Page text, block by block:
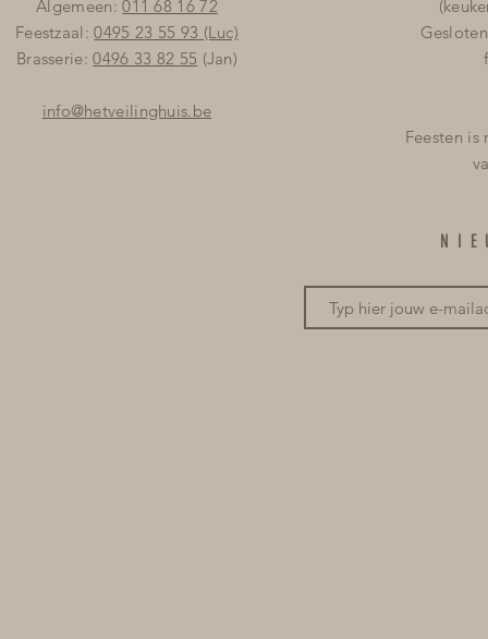
Algemeen:011 68 16 72
Feestzaal:0495 23 55 93 (Luc)
Brasserie:0496 33 82 55 (Jan)
info@hetveilinghuis.be
Feesten